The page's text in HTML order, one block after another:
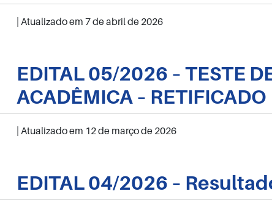
| Atualizado em 7 de abril de 2026
EDITAL 05/2026 – TESTE
ACADÊMICA – RETIFICADO
| Atualizado em 12 de março de 2026
EDITAL 04/2026 –